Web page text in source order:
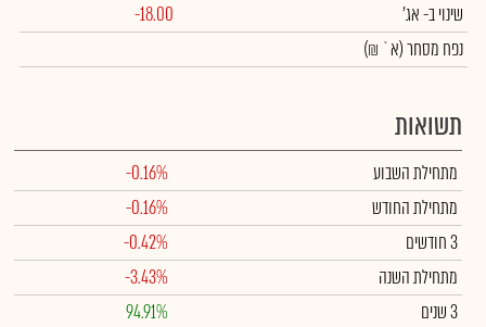
שינויב- אג'
-18.00
נפח מסחר(א` ₪)
תשואות
מתחילת השבוע
-0.16%
מתחילת החודש
-0.16%
3 חודשים
-0.42%
מתחילת השנה
-3.43%
3 שנים
94.91%